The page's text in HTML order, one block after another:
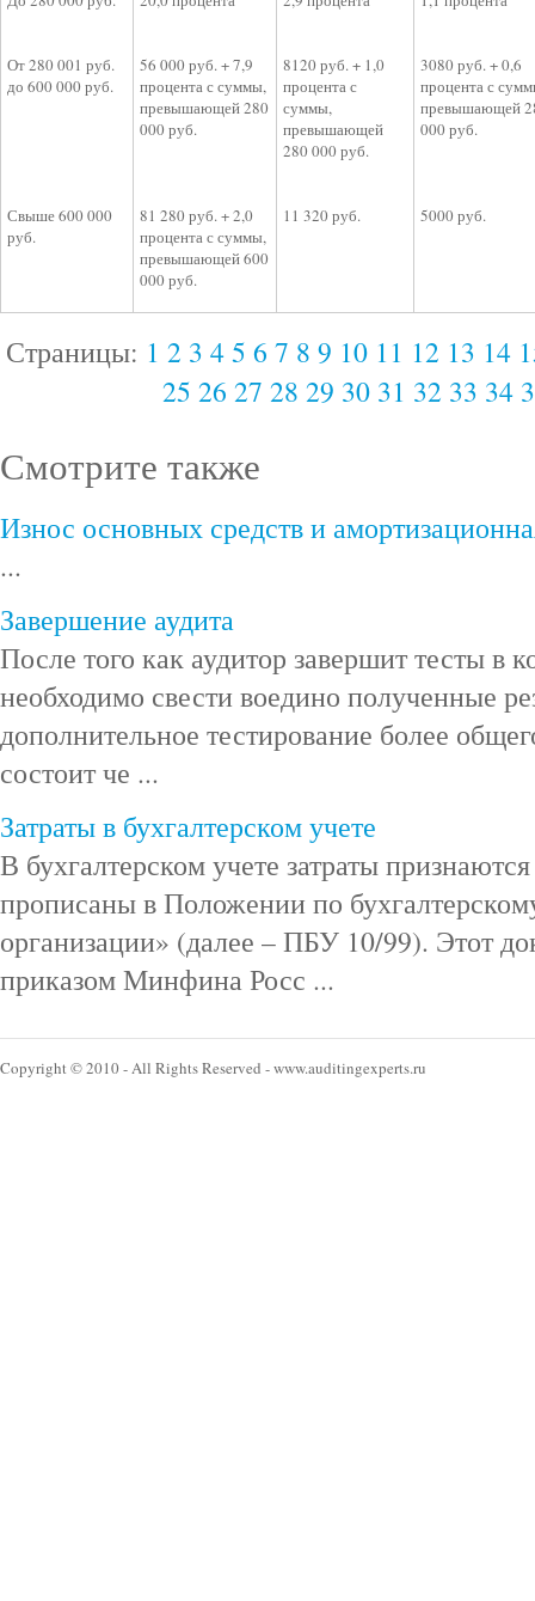
От 280 001 руб.
до 600 000 руб.
56 000 руб. + 7,9
процента с суммы,
превышающей 280
000 руб.
8120 руб. + 1,0
процента с
суммы,
превышающей
280 000 руб.
3080 руб. + 0,6
процента с
превышающей
000 руб.
Свыше 600 000
руб.
81 280 руб. + 2,0
процента с суммы,
превышающей 600
000 руб.
11 320 руб. 5000 руб.
Страницы: 1 2 3 45 6 7 8 9 10 11 12 13 14
25 26 27 28 29 30 31 32 33 34
Смотрите также
Износ основных средств и
...
Завершение аудита
После того как аудитор завершит тесты в
необходимо свести воедино полученные
дополнительное тестирование более
состоит че ...
Затраты в бухгалтерском учете
В бухгалтерском учете затраты
прописаны в Положении по
организации» (далее – ПБУ 10/99). Этот
приказом Минфина Росс ...
Copyright © 2010 - All Rights Reserved - www.auditingexperts.ru